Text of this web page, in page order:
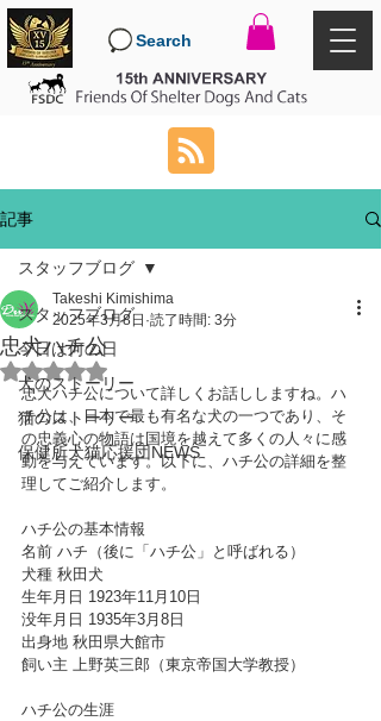
Search
記事
スタッフブログ
今日は何の日
犬のストーリー
猫のストーリー
保健所犬猫応援団NEWS
スタッフブログ
忠犬ハチ公
Takeshi Kimishima
2025年3月8日 読了時間: 3分
5つ星のうちNaNと評価されています。
忠犬ハチ公について詳しくお話ししますね。ハ
チ公は、日本で最も有名な犬の一つであり、そ
の忠義心の物語は国境を越えて多くの人々に感
動を与えています。以下に、ハチ公の詳細を整
理してご紹介します。
ハチ公の基本情報
名前 ハチ（後に「ハチ公」と呼ばれる）
犬種 秋田犬
生年月日 1923年11月10日
没年月日 1935年3月8日
出身地 秋田県大館市
飼い主 上野英三郎（東京帝国大学教授）
ハチ公の生涯